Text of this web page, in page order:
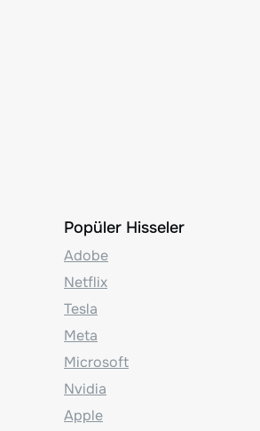
Popüler Hisseler
Adobe
Netflix
Tesla
Meta
Microsoft
Nvidia
Apple